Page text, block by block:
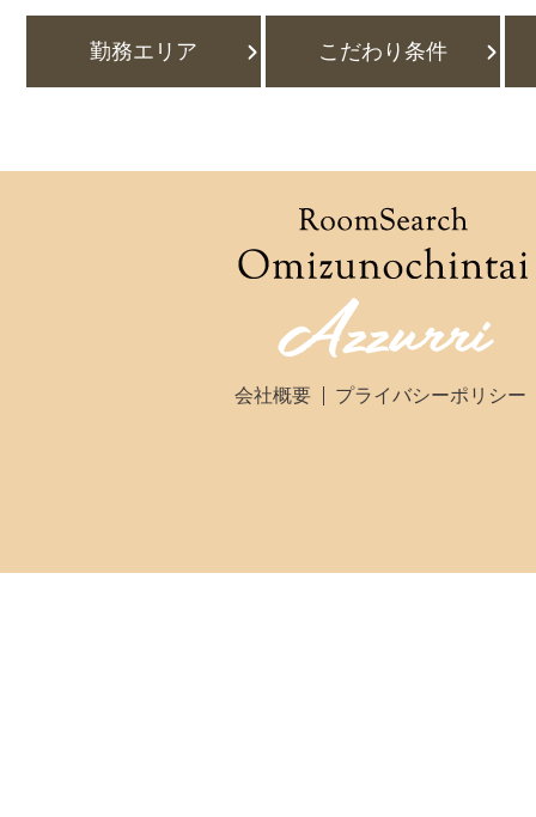
勤務エリア こだわり条件
会社概要 プライバシーポリシー